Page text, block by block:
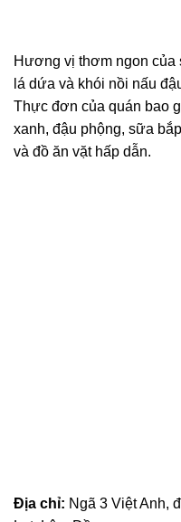
Hương vị thơm ngon
lá dứa và khói nồi nấu
Thực đơn của quán bao
xanh, đậu phộng, sữa
và đồ ăn vặt hấp dẫn.
Địa chỉ: Ngã 3 Việt Anh,